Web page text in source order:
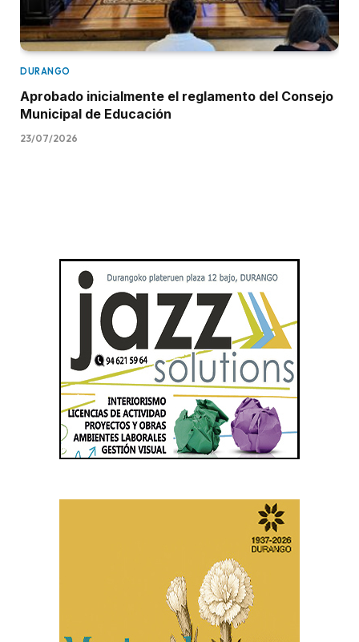
DURANGO
Aprobado inicialmente el reglamento del Consejo
Municipal de Educación
23/07/2026